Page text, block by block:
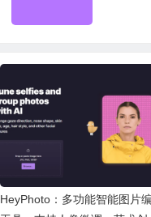
HeyPhoto：多功能智能图片